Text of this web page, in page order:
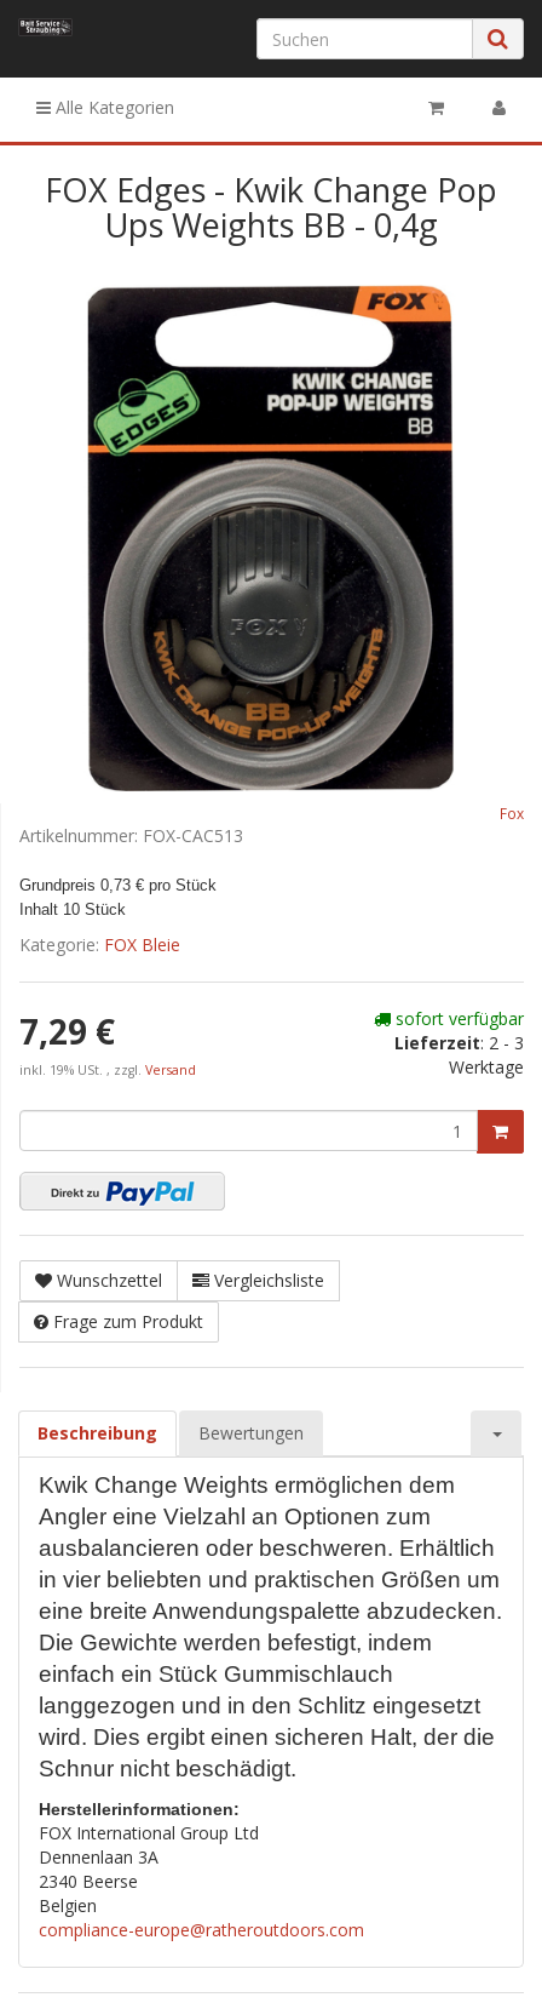
Alle Kategorien
FOX Edges - Kwik Change Pop
Ups Weights BB - 0,4g
Fox
Artikelnummer: FOX-CAC513
Grundpreis 0,73 € pro Stück
Inhalt 10 Stück
Kategorie: FOX Bleie
7,29 €
inkl. 19% USt. , zzgl. Versand
sofort verfügbar
Lieferzeit: 2 - 3
Werktage
Wunschzettel
Vergleichsliste
Frage zum Produkt
Beschreibung Bewertungen
Kwik Change Weights ermöglichen dem
Angler eine Vielzahl an Optionen zum
ausbalancieren oder beschweren. Erhältlich
in vier beliebten und praktischen Größen um
eine breite Anwendungspalette abzudecken.
Die Gewichte werden befestigt, indem
einfach ein Stück Gummischlauch
langgezogen und in den Schlitz eingesetzt
wird. Dies ergibt einen sicheren Halt, der die
Schnur nicht beschädigt.
Herstellerinformationen:
FOX International Group Ltd
Dennenlaan 3A
2340 Beerse
Belgien
compliance-europe@ratheroutdoors.com